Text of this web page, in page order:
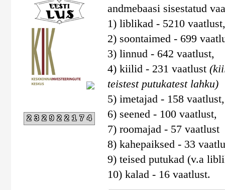
232922174
andmebaasi sisestatud
1) liblikad - 5210 vaatlust,
2) soontaimed - 699
3) linnud - 642 vaatlust,
4) kiilid - 231 vaatlust
teistest putukatest lahku)
5) imetajad - 158 vaatlust,
6) seened - 100 vaatlust,
7) roomajad - 57 vaatlust
8) kahepaiksed - 33
9) teised putukad (v.a
10) kalad - 16 vaatlust.